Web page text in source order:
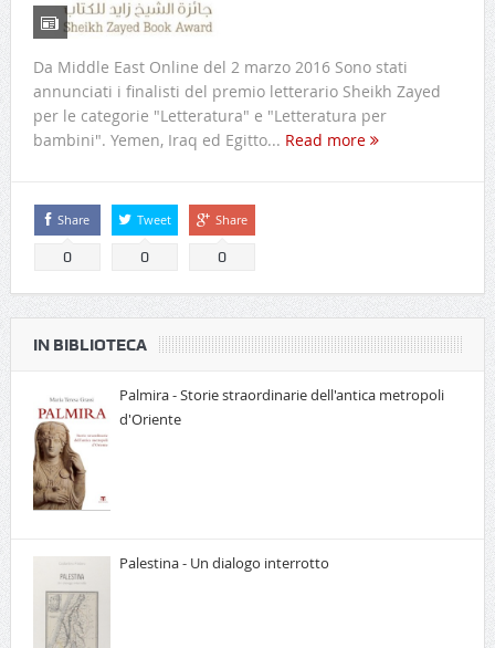
Da Middle East Online del 2 marzo 2016 Sono stati
annunciati i finalisti del premio letterario Sheikh Zayed
per le categorie "Letteratura" e "Letteratura per
bambini". Yemen, Iraq ed Egitto... Read more
Share
0
Tweet
0
Share
0
IN BIBLIOTECA
Palmira - Storie straordinarie dell'antica metropoli
d'Oriente
Palestina - Un dialogo interrotto